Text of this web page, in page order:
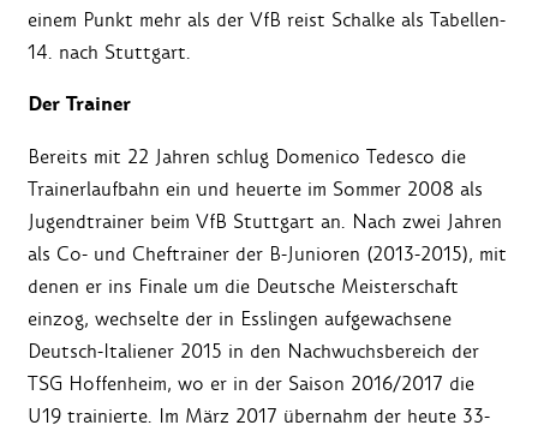
einem Punkt mehr als der VfB reist Schalke als Tabellen-
14. nach Stuttgart.
Der Trainer
Bereits mit 22 Jahren schlug Domenico Tedesco die
Trainerlaufbahn ein und heuerte im Sommer 2008 als
Jugendtrainer beim VfB Stuttgart an. Nach zwei Jahren
als Co- und Cheftrainer der B-Junioren (2013-2015), mit
denen er ins Finale um die Deutsche Meisterschaft
einzog, wechselte der in Esslingen aufgewachsene
Deutsch-Italiener 2015 in den Nachwuchsbereich der
TSG Hoffenheim, wo er in der Saison 2016/2017 die
U19 trainierte. Im März 2017 übernahm der heute 33-